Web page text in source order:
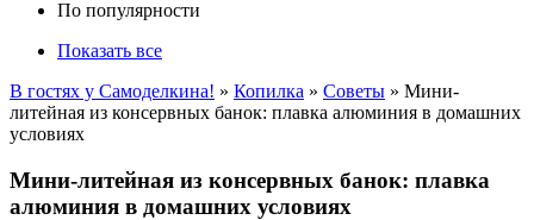
По популярности
Показать все
В гостях у Самоделкина! » Копилка » Советы » Мини-
литейная из консервных банок: плавка алюминия в домашних
условиях
Мини-литейная из консервных банок: плавка
алюминия в домашних условиях